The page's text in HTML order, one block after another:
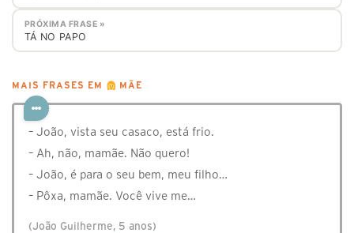
PRÓXIMA FRASE »
TÁ NO PAPO
MAIS FRASES EM MÃE
– João, vista seu casaco, está frio.
– Ah, não, mamãe. Não quero!
– João, é para o seu bem, meu filho…
– Pôxa, mamãe. Você vive me…
(João Guilherme, 5 anos)